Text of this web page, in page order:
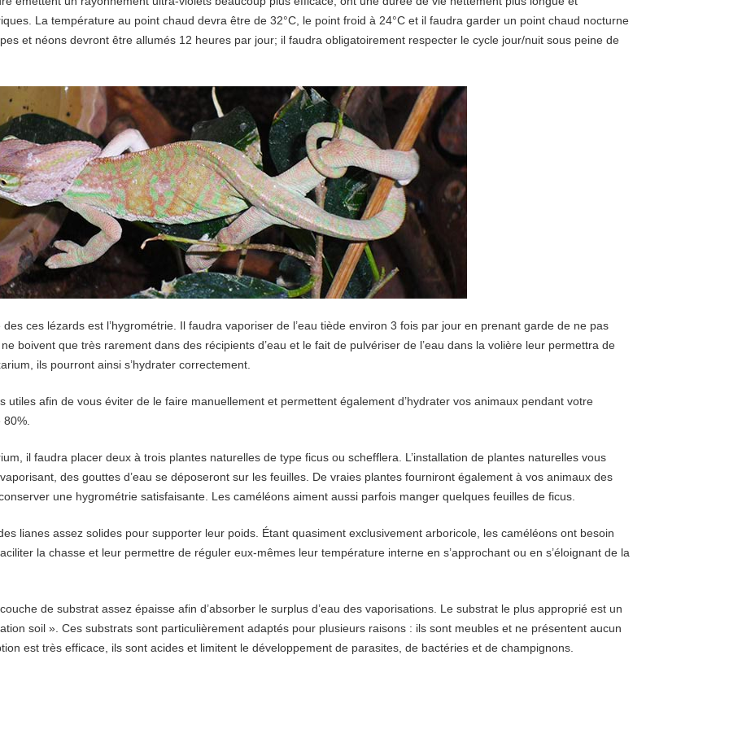
La température au point chaud devra être de 32°C, le point froid à 24°C et il faudra garder un point chaud nocturne
et néons devront être allumés 12 heures par jour; il faudra obligatoirement respecter le cycle jour/nuit sous peine de
ces lézards est l’hygrométrie. Il faudra vaporiser de l’eau tiède environ 3 fois par jour en prenant garde de ne pas
boivent que très rarement dans des récipients d’eau et le fait de pulvériser de l’eau dans la volière leur permettra de
ils pourront ainsi s’hydrater correctement.
afin de vous éviter de le faire manuellement et permettent également d’hydrater vos animaux pendant votre
il faudra placer deux à trois plantes naturelles de type ficus ou schefflera. L’installation de plantes naturelles vous
des gouttes d’eau se déposeront sur les feuilles. De vraies plantes fourniront également à vos animaux des
une hygrométrie satisfaisante. Les caméléons aiment aussi parfois manger quelques feuilles de ficus.
lianes assez solides pour supporter leur poids. Étant quasiment exclusivement arboricole, les caméléons ont besoin
la chasse et leur permettre de réguler eux-mêmes leur température interne en s’approchant ou en s’éloignant de la
de substrat assez épaisse afin d’absorber le surplus d’eau des vaporisations. Le substrat le plus approprié est un
soil ». Ces substrats sont particulièrement adaptés pour plusieurs raisons : ils sont meubles et ne présentent aucun
est très efficace, ils sont acides et limitent le développement de parasites, de bactéries et de champignons.